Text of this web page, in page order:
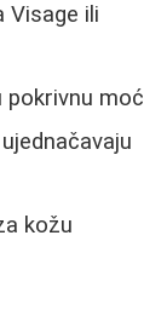
Visage ili
pokrivnu moć
kožu